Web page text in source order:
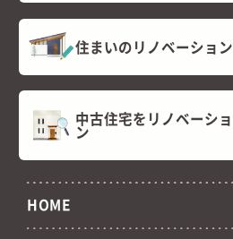
住まいのリノベーション
中古住宅をリノベーショ
ン
HOME